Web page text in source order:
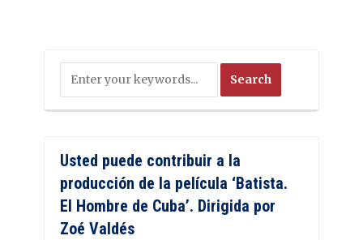
Usted puede contribuir a la
producción de la película ‘Batista.
El Hombre de Cuba’. Dirigida por
Zoé Valdés